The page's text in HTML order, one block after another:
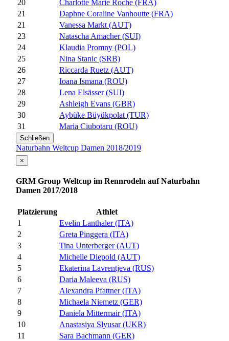
20
Charlotte Marie Roche (FRA)
21
Daphne Coraline Vanhoutte (FRA)
21
Vanessa Markt (AUT)
23
Natascha Amacher (SUI)
24
Klaudia Promny (POL)
25
Nina Stanic (SRB)
26
Riccarda Ruetz (AUT)
27
Ioana Ismana (ROU)
28
Lena Elsässer (SUI)
29
Ashleigh Evans (GBR)
30
Aybüke Büyükpolat (TUR)
31
Maria Ciubotaru (ROU)
Schließen
Naturbahn Weltcup Damen 2018/2019
×
GRM Group Weltcup im Rennrodeln auf Naturbahn
Damen 2017/2018
Platzierung
Athlet
1
Evelin Lanthaler (ITA)
2
Greta Pinggera (ITA)
3
Tina Unterberger (AUT)
4
Michelle Diepold (AUT)
5
Ekaterina Lavrentjeva (RUS)
6
Daria Maleeva (RUS)
7
Alexandra Pfattner (ITA)
8
Michaela Niemetz (GER)
9
Daniela Mittermair (ITA)
10
Anastasiya Slyusar (UKR)
11
Sara Bachmann (GER)